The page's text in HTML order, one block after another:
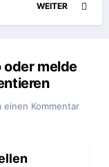
WEITER
oder melde
Kommentar